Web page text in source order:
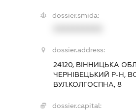
dossier.smida:
dossier.address:
24120, ВІННИЦЬКА
ЧЕРНІВЕЦЬКИЙ Р-Н,
ВУЛ.КОЛГОСПНА, 8
dossier.capital: